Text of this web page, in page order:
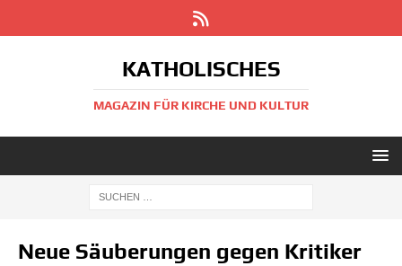
KATHOLISCHES
MAGAZIN FÜR KIRCHE UND KULTUR
Neue Säuberungen gegen Kritiker